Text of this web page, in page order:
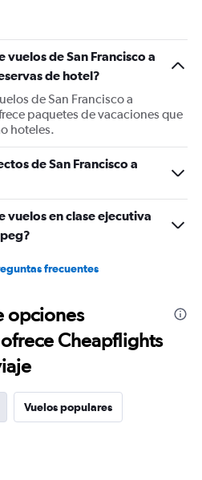
vuelos de San Francisco a
de hotel?
de San Francisco a
paquetes de vacaciones que
hoteles.
de San Francisco a
vuelos en clase ejecutiva
frecuentes
opciones
Cheapflights
Vuelos populares